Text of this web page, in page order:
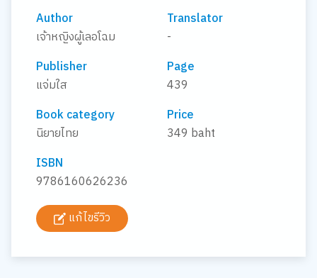
Author
เจ้าหญิงผู้เลอโฉม
Translator
-
Publisher
แจ่มใส
Page
439
Book category
นิยายไทย
Price
349 baht
ISBN
9786160626236
แก้ไขรีวิว